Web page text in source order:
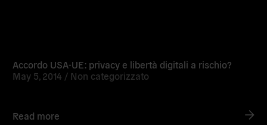
Accordo USA-UE: privacy e libertà digitali a rischio?
May 5, 2014 / Non categorizzato
Read more